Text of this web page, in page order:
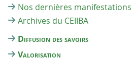
Nos dernières manifestations
Archives du CEIIBA
Diffusion des savoirs
Valorisation